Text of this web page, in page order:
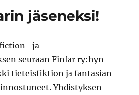
jäseneksi!
fiction- ja
seuraan Finfar ry:hyn
tieteisfiktion ja fantasian
Yhdistyksen